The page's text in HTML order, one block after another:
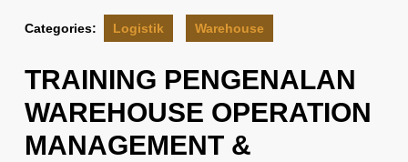
Categories: Logistik Warehouse
TRAINING PENGENALAN
WAREHOUSE OPERATION
MANAGEMENT &